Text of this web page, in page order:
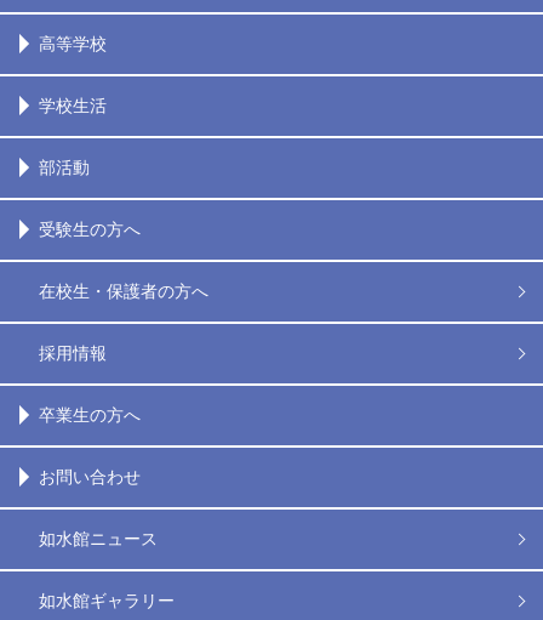
高等学校
学校生活
部活動
受験生の方へ
在校生・保護者の方へ
採用情報
卒業生の方へ
お問い合わせ
如水館ニュース
如水館ギャラリー